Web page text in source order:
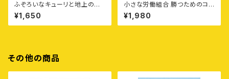
ふぞろいなキューリと地上の卵
——〈無肥料・無農薬〉の野菜と
卵を100キロ離れた札幌に宅配
する北海道豊浦町の農家のおじ
¥1,650
小さな労働組合 勝つためのコツ
——攻める・守る・長く続ける
¥1,980
その他の商品